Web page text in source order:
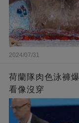
2024/07/31
荷蘭隊肉色泳褲
看像沒穿